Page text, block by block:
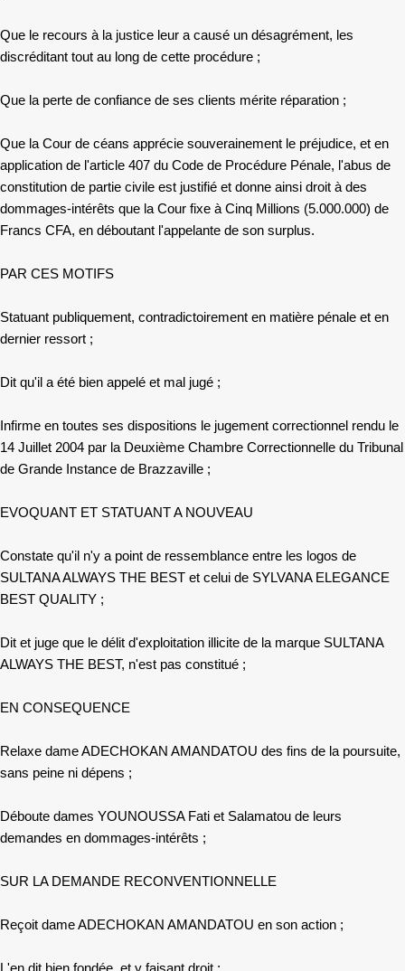
Que le recours à la justice leur a causé un désagrément, les
discréditant tout au long de cette procédure ;
Que la perte de confiance de ses clients mérite réparation ;
Que la Cour de céans apprécie souverainement le préjudice, et en
application de l'article 407 du Code de Procédure Pénale, l'abus de
constitution de partie civile est justifié et donne ainsi droit à des
dommages-intérêts que la Cour fixe à Cinq Millions (5.000.000) de
Francs CFA, en déboutant l'appelante de son surplus.
PAR CES MOTIFS
Statuant publiquement, contradictoirement en matière pénale et en
dernier ressort ;
Dit qu'il a été bien appelé et mal jugé ;
Infirme en toutes ses dispositions le jugement correctionnel rendu le
14 Juillet 2004 par la Deuxième Chambre Correctionnelle du Tribunal
de Grande Instance de Brazzaville ;
EVOQUANT ET STATUANT A NOUVEAU
Constate qu'il n'y a point de ressemblance entre les logos de
SULTANA ALWAYS THE BEST et celui de SYLVANA ELEGANCE
BEST QUALITY ;
Dit et juge que le délit d'exploitation illicite de la marque SULTANA
ALWAYS THE BEST, n'est pas constitué ;
EN CONSEQUENCE
Relaxe dame ADECHOKAN AMANDATOU des fins de la poursuite,
sans peine ni dépens ;
Déboute dames YOUNOUSSA Fati et Salamatou de leurs
demandes en dommages-intérêts ;
SUR LA DEMANDE RECONVENTIONNELLE
Reçoit dame ADECHOKAN AMANDATOU en son action ;